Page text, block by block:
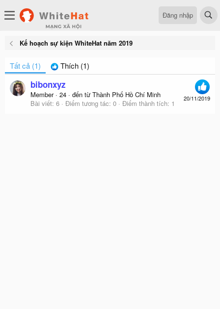
Đăng nhập
Kế hoạch sự kiện WhiteHat năm 2019
Tất cả (1) Thích (1)
20/11/2019
bibonxyz
Member · 24 · đến từ Thành Phố Hồ Chí Minh
Bài viết 6 Điểm tương tác 0 Điểm thành tích 1